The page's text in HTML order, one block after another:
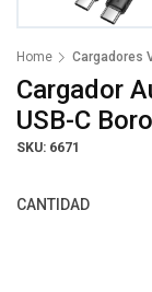
Home Cargadores
Cargador
USB-C
SKU: 6671
CANTIDAD